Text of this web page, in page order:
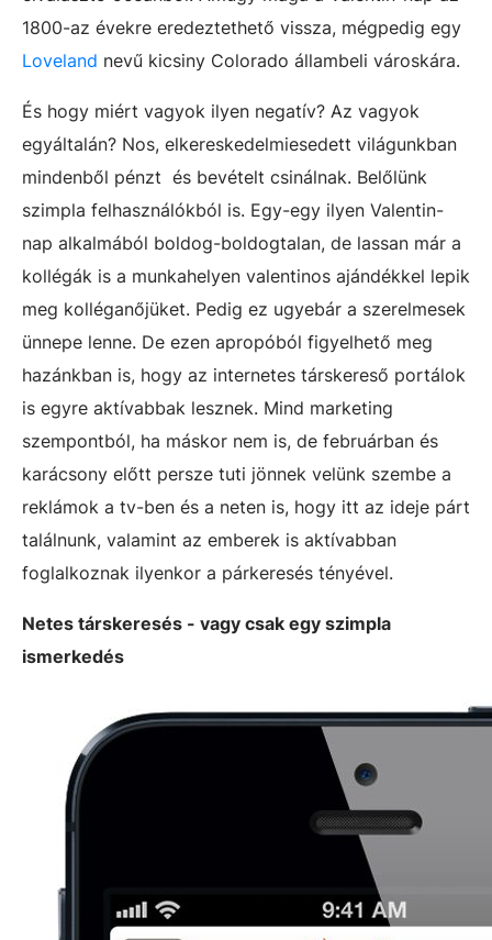
1800-az évekre eredeztethető vissza, mégpedig egy
Loveland nevű kicsiny Colorado állambeli városkára.
És hogy miért vagyok ilyen negatív? Az vagyok
egyáltalán? Nos, elkereskedelmiesedett világunkban
mindenből pénzt és bevételt csinálnak. Belőlünk
szimpla felhasználókból is. Egy-egy ilyen Valentin-
nap alkalmából boldog-boldogtalan, de lassan már a
kollégák is a munkahelyen valentinos ajándékkel lepik
meg kolléganőjüket. Pedig ez ugyebár a szerelmesek
ünnepe lenne. De ezen apropóból figyelhető meg
hazánkban is, hogy az internetes társkereső portálok
is egyre aktívabbak lesznek. Mind marketing
szempontból, ha máskor nem is, de februárban és
karácsony előtt persze tuti jönnek velünk szembe a
reklámok a tv-ben és a neten is, hogy itt az ideje párt
találnunk, valamint az emberek is aktívabban
foglalkoznak ilyenkor a párkeresés tényével.
Netes társkeresés - vagy csak egy szimpla
ismerkedés